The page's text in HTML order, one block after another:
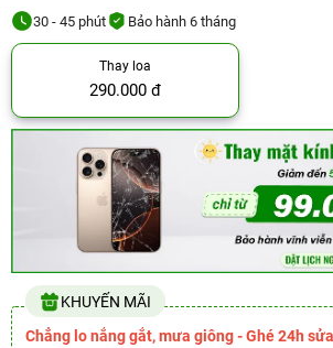
30 - 45 phút Bảo hành 6 tháng
Thay loa
290.000 đ
KHUYẾN MÃI
Chẳng lo nắng gắt, mưa giông - Ghé 24h